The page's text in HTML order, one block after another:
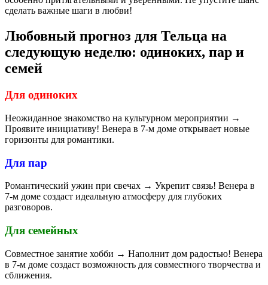
сделать важные шаги в любви!
Любовный прогноз для Тельца на
следующую неделю: одиноких, пар и
семей
Для одиноких
Неожиданное знакомство на культурном мероприятии →
Проявите инициативу! Венера в 7-м доме открывает новые
горизонты для романтики.
Для пар
Романтический ужин при свечах → Укрепит связь! Венера в
7-м доме создаст идеальную атмосферу для глубоких
разговоров.
Для семейных
Совместное занятие хобби → Наполнит дом радостью! Венера
в 7-м доме создаст возможность для совместного творчества и
сближения.